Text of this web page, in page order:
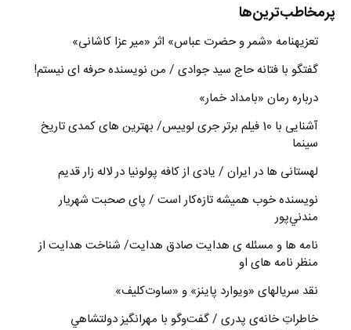
پرمخاطب‌ترین‌ها
تعزیه‎نامه‏ «شمر و حضرت عباس» اثر «میر عزا کاشانی»
گفتگو با فتانه حاج سید جوادی / من نویسنده حرفه ای نیستم!
درباره رمان «بامداد خمار»
آشنایی با 10 فیلم برتر جری لوییس/ بهترین های کمدی تاریخ
سینما
لهستانی ها در ایران / یادی از کافه پولونیا در لاله زار قدیم
نويسنده خوب هميشه تازه‌كار است / پای صحبت شهريار
مندني‌پور
نامه ها و مسئله ی هدایت صادق هدایت/ شناخت هدایت از
منظر نامه های او
نقد سریالهای «ویوارد پاینز» و «ساوت‌کلیف»
خاطراتِ خانه‌ی پدری / گفت‌وگو با مهرانگيز دولتشاهي